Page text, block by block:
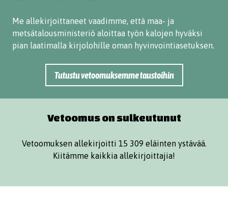
Me allekirjoittaneet vaadimme, että maa- ja
metsätalousministeriö aloittaa työn kalojen hyväksi
pian laatimalla kirjolohille oman hyvinvointiasetuksen.
Tutustu vetoomuksemme taustoihin
Vetoomus on sulkeutunut
Vetoomuksen allekirjoitti 15 309 eläinten ystävää.
Kiitämme kaikkia allekirjoittajia!